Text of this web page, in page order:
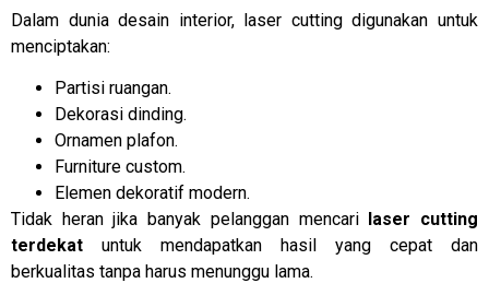
Dalam dunia desain interior, laser cutting digunakan untuk
menciptakan:
Partisi ruangan.
Dekorasi dinding.
Ornamen plafon.
Furniture custom.
Elemen dekoratif modern.
Tidak heran jika banyak pelanggan mencari
laser cutting
terdekat untuk mendapatkan hasil yang cepat dan
berkualitas tanpa harus menunggu lama.